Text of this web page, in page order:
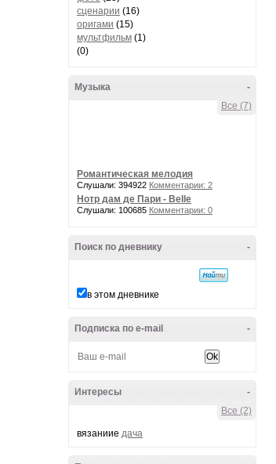
сценарии (16)
оригами (15)
мультфильм (1)
(0)
-
Музыка
Все (7)
Романтическая мелодия
Слушали: 394922 Комментарии: 2
Нотр дам де Пари - Belle
Слушали: 100685 Комментарии: 0
-
Поиск по дневнику
в этом дневнике
-
Подписка по e-mail
-
Интересы
Все (2)
вязаниие дача